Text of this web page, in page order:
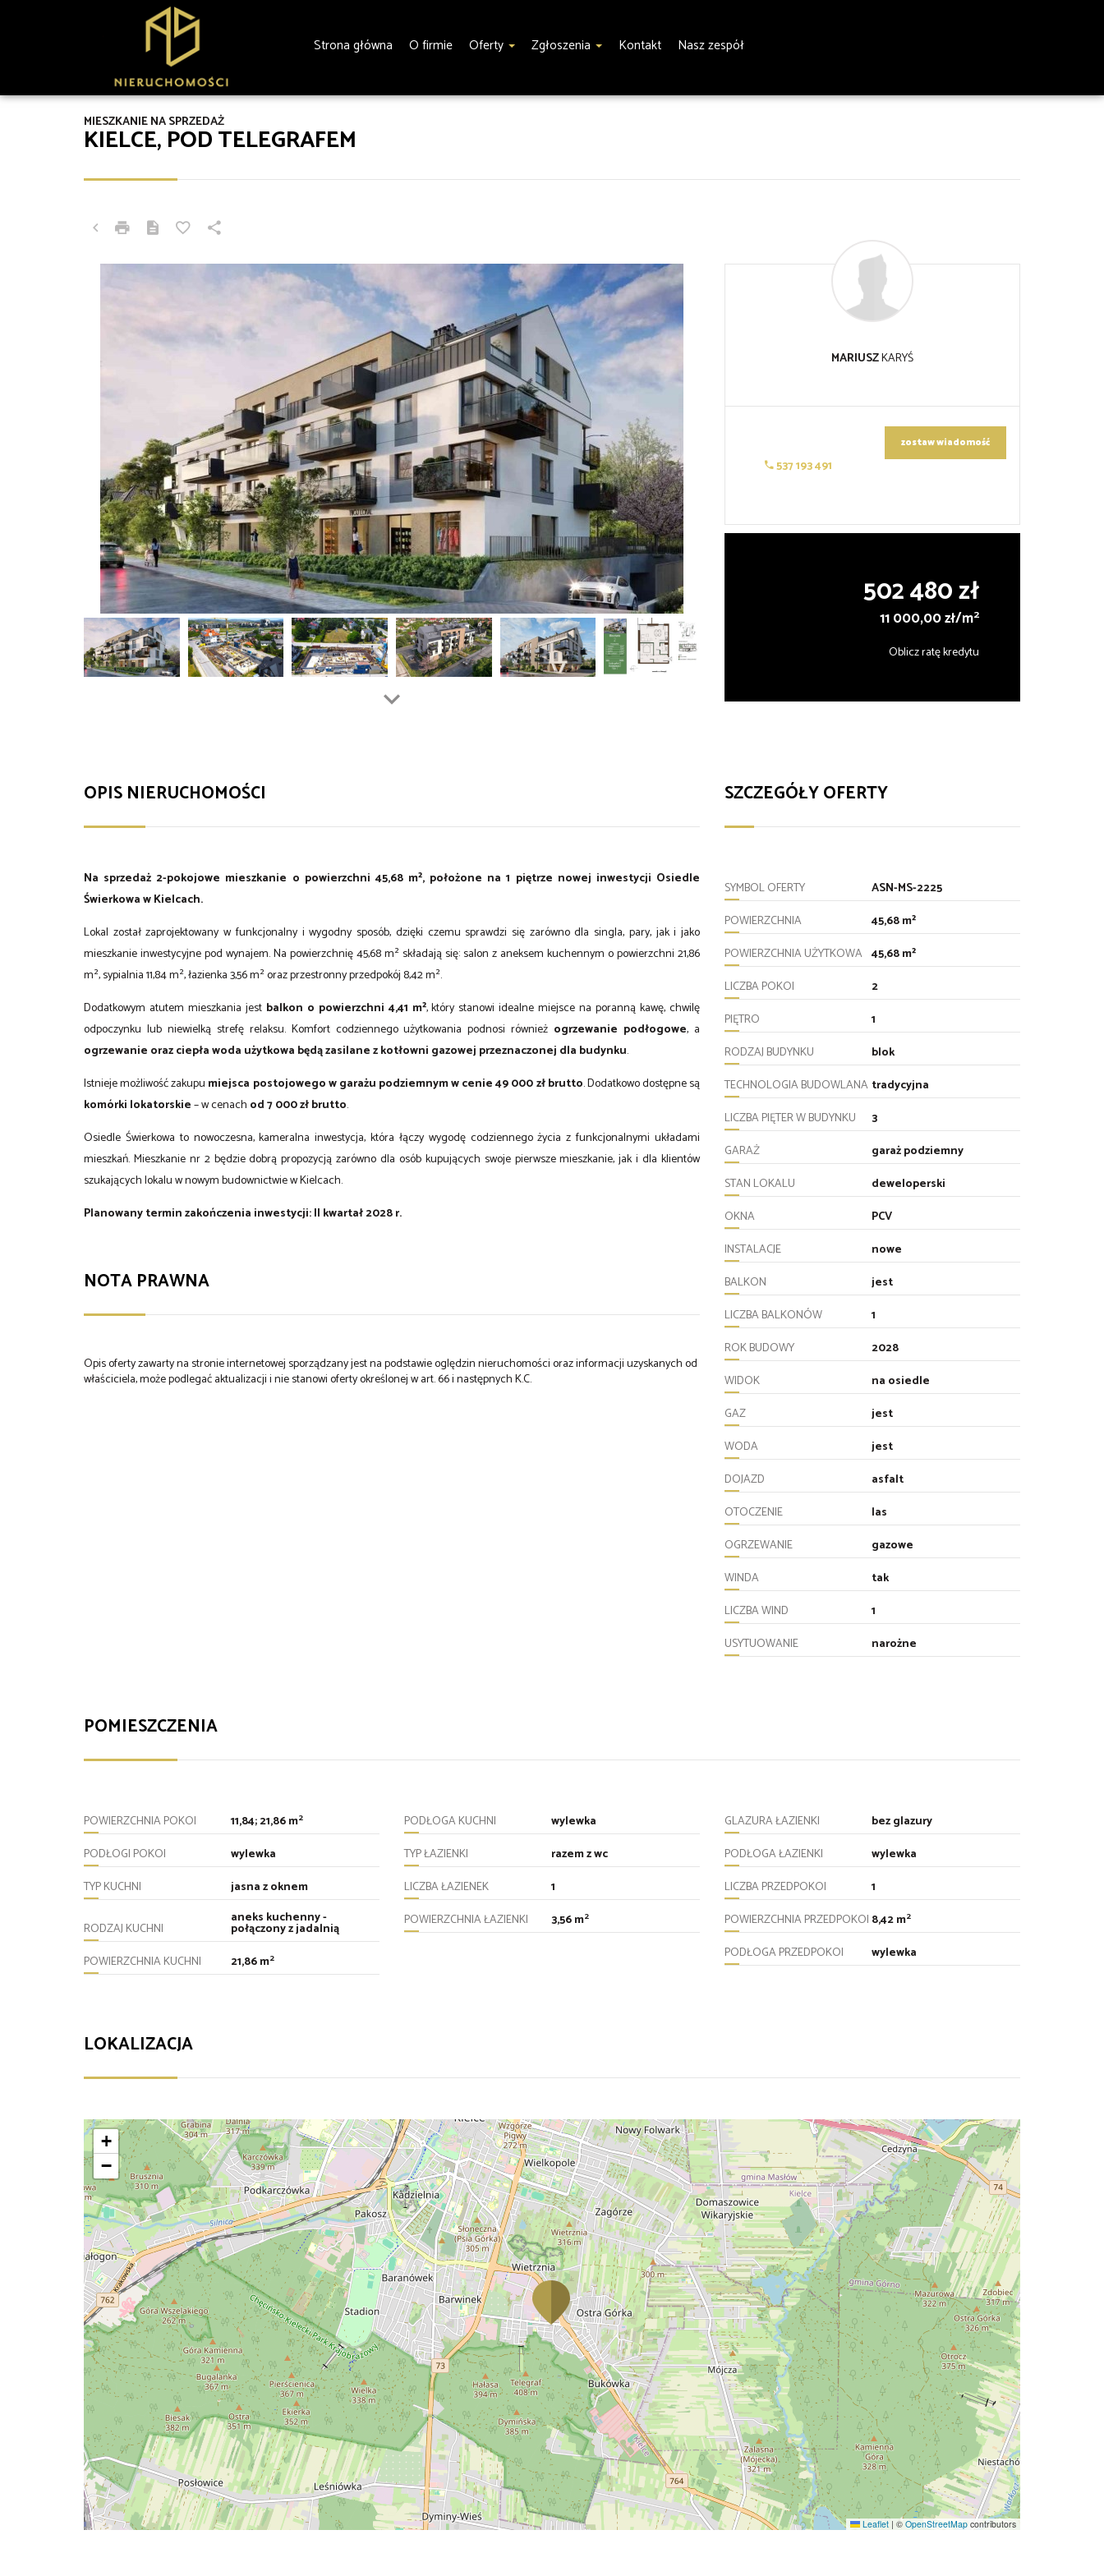
Strona główna O firmie Oferty Zgłoszenia Kontakt Nasz zespół
KIELCE, POD TELEGRAFEM
MIESZKANIE NA SPRZEDAŻ
MARIUSZKARYŚ
537 193 491
zostaw wiadomość
502 480 zł
11 000,00 zł/m2
Oblicz ratę kredytu
OPIS NIERUCHOMOŚCI
Na sprzedaż 2-pokojowe mieszkanie o powierzchni 45,68 m², położone na 1 piętrze nowej inwestycji Osiedle
Świerkowa w Kielcach.
Lokal został zaprojektowany w funkcjonalny i wygodny sposób, dzięki czemu sprawdzi się zarówno dla singla, pary, jak i jako
mieszkanie inwestycyjne pod wynajem. Na powierzchnię 45,68 m² składają się: salon z aneksem kuchennym o powierzchni 21,86
m², sypialnia 11,84 m², łazienka 3,56 m² oraz przestronny przedpokój 8,42 m².
Dodatkowym atutem mieszkania jest balkon o powierzchni 4,41 m², który stanowi idealne miejsce na poranną kawę, chwilę
odpoczynku lub niewielką strefę relaksu. Komfort codziennego użytkowania podnosi również ogrzewanie podłogowe, a
ogrzewanie oraz ciepła woda użytkowa będą zasilane z kotłowni gazowej przeznaczonej dla budynku.
Istnieje możliwość zakupu miejsca postojowego w garażu podziemnym w cenie 49 000 zł brutto. Dodatkowo dostępne są
komórki lokatorskie– w cenach od 7 000 zł brutto.
Osiedle Świerkowa to nowoczesna, kameralna inwestycja, która łączy wygodę codziennego życia z funkcjonalnymi układami
mieszkań. Mieszkanie nr 2 będzie dobrą propozycją zarówno dla osób kupujących swoje pierwsze mieszkanie, jak i dla klientów
szukających lokalu w nowym budownictwie w Kielcach.
Planowany termin zakończenia inwestycji: II kwartał 2028 r.
NOTA PRAWNA
Opis oferty zawarty na stronie internetowej sporządzany jest na podstawie oględzin nieruchomości oraz informacji uzyskanych od
właściciela, może podlegać aktualizacji i nie stanowi oferty określonej w art. 66 i następnych K.C.
SZCZEGÓŁY OFERTY
SYMBOL OFERTY
ASN-MS-2225
POWIERZCHNIA
45,68 m²
POWIERZCHNIA UŻYTKOWA 45,68 m²
LICZBA POKOI
2
PIĘTRO
1
RODZAJ BUDYNKU
blok
TECHNOLOGIA BUDOWLANA tradycyjna
LICZBA PIĘTER W BUDYNKU
3
GARAŻ
garaż podziemny
STAN LOKALU
deweloperski
OKNA
PCV
INSTALACJE
nowe
BALKON
jest
LICZBA BALKONÓW
1
ROK BUDOWY
2028
WIDOK
na osiedle
GAZ
jest
WODA
jest
DOJAZD
asfalt
OTOCZENIE
las
OGRZEWANIE
gazowe
WINDA
tak
LICZBA WIND
1
USYTUOWANIE
narożne
POMIESZCZENIA
POWIERZCHNIA POKOI 11,84; 21,86 m2
PODŁOGI POKOI
wylewka
TYP KUCHNI
jasna z oknem
RODZAJ KUCHNI
aneks kuchenny -
połączony z jadalnią
POWIERZCHNIA KUCHNI
21,86 m2
PODŁOGA KUCHNI
wylewka
TYP ŁAZIENKI
razem z wc
LICZBA ŁAZIENEK
1
POWIERZCHNIA ŁAZIENKI
3,56 m2
GLAZURA ŁAZIENKI
bez glazury
PODŁOGA ŁAZIENKI
wylewka
LICZBA PRZEDPOKOI
1
POWIERZCHNIA PRZEDPOKOI 8,42 m2
PODŁOGA PRZEDPOKOI wylewka
LOKALIZACJA
+
−
Leaflet | © OpenStreetMap contributors